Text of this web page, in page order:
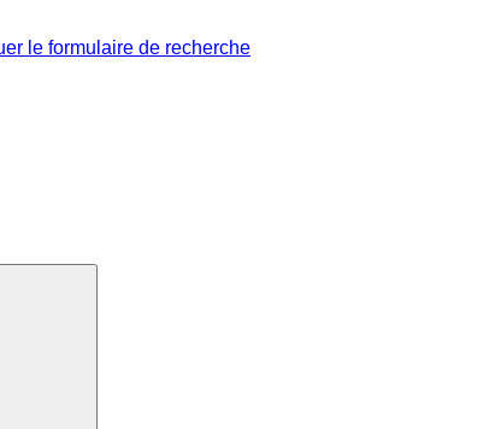
le formulaire de recherche